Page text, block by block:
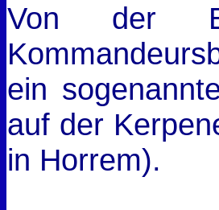
Von der
ein
auf der
in Horrem).